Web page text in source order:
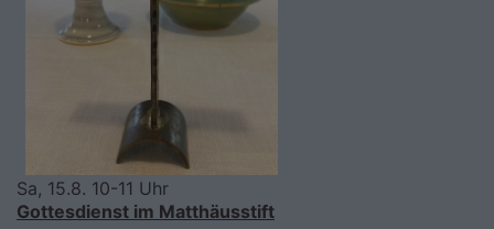
Sa, 15.8. 10-11 Uhr
Gottesdienst im Matthäusstift